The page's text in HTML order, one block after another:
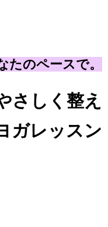
たのペースで。
さしく整え
ガレッスン